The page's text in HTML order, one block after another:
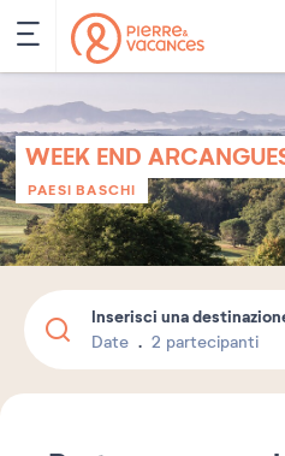
WEEK END
PAESI BASCHI
Inserisci una
Date 2 partecipanti